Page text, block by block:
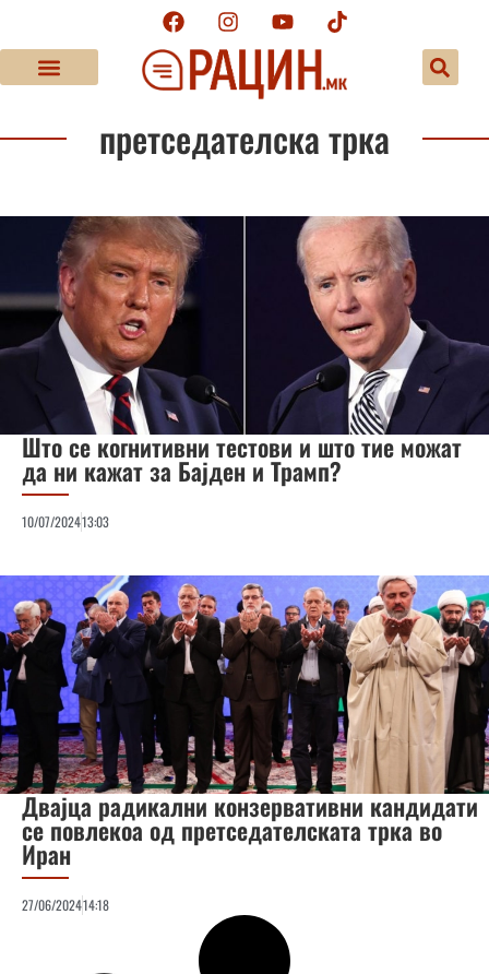
претседателска трка
Што се когнитивни тестови и што тие можат
да ни кажат за Бајден и Трамп?
10/07/202413:03
Двајца радикални конзервативни кандидати
се повлекоа од претседателската трка во
Иран
27/06/202414:18